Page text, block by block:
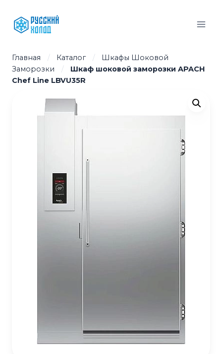
содержимому
Главная / Каталог /
Шкафы Шоковой
Заморозки
/
Шкаф шоковой заморозки APACH
Chef Line LBVU35R